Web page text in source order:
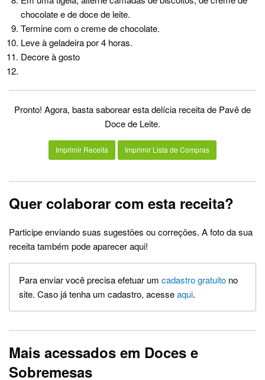
chocolate e de doce de leite.
Termine com o creme de chocolate.
Leve à geladeira por 4 horas.
Decore à gosto
Pronto! Agora, basta saborear esta delícia receita de Pavê de
Doce de Leite.
Imprimir Receita Imprimir Lista de Compras
Quer colaborar com esta receita?
Participe enviando suas sugestões ou correções. A foto da sua
receita também pode aparecer aqui!
Para enviar você precisa efetuar um cadastro gratuito no
site. Caso já tenha um cadastro, acesseaqui.
Mais acessados em Doces e
Sobremesas